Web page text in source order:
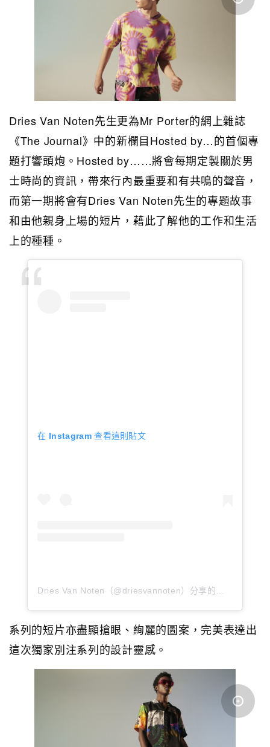
Dries Van Noten先生更為Mr Porter的網上雜誌
《The Journal》中的新欄目Hosted by…的首個專
題打響頭炮。Hosted by……將會每期定製關於男
士時尚的資訊，帶來行內最重要和有共鳴的聲音，
而第一期將會有Dries Van Noten先生的專題故事
和由他親身上場的短片，藉此了解他的工作和生活
上的種種。
在 Instagram 查看這則貼文
系列的短片亦盡顯搶眼、絢麗的圖案，完美表達出
這次獨家別注系列的設計靈感。